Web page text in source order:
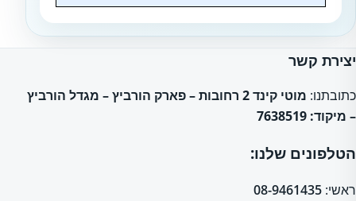
יצירת קשר
כתובתנו:
מוטי קינד 2 רחובות – פארק הורביץ – מגדל הורביץ
– מיקוד: 7638519
הטלפונים שלנו:
ראשי: 08-9461435